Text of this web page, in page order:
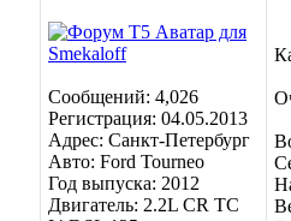
Сообщений: 4,026
Регистрация: 04.05.2013
Адрес: Санкт-Петербург
Авто: Ford Tourneo
Год выпуска: 2012
Двигатель: 2.2L CR TC